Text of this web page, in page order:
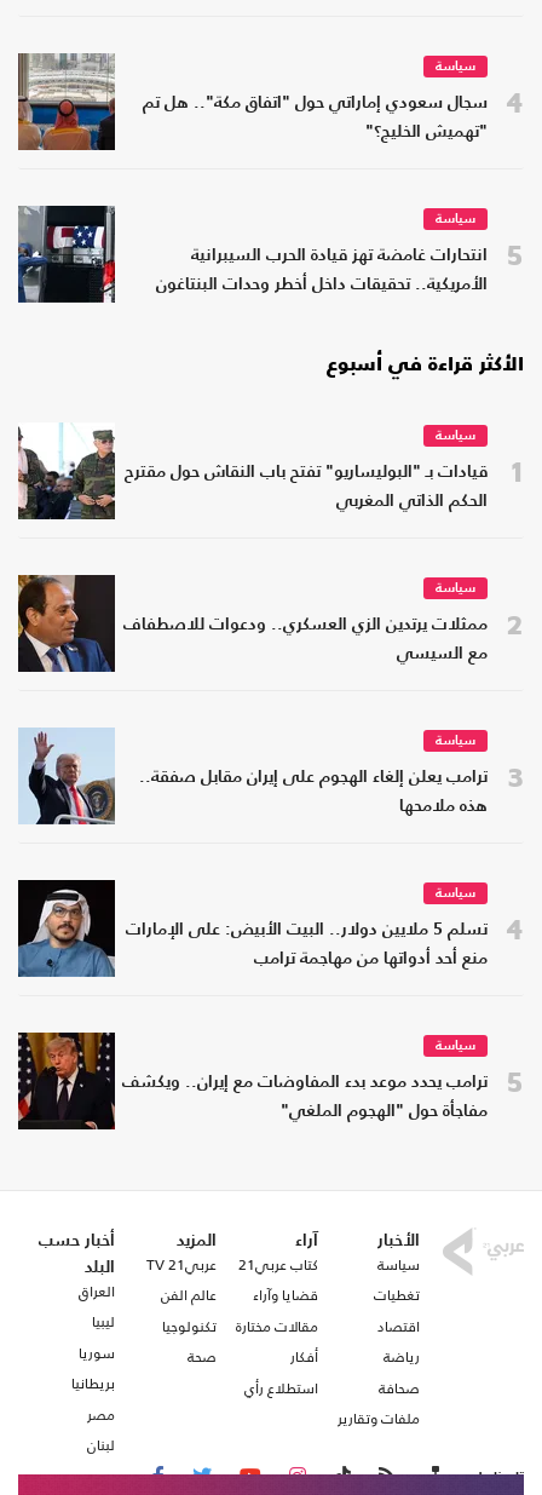
4
سياسة
سجال سعودي إماراتي حول "اتفاق مكة".. هل تم
"تهميش الخليج؟"
5
سياسة
انتحارات غامضة تهز قيادة الحرب السيبرانية
الأمريكية.. تحقيقات داخل أخطر وحدات البنتاغون
الأكثر قراءة في أسبوع
1
سياسة
قيادات بـ "البوليساريو" تفتح باب النقاش حول مقترح
الحكم الذاتي المغربي
2
سياسة
ممثلات يرتدين الزي العسكري.. ودعوات للاصطفاف
مع السيسي
3
سياسة
ترامب يعلن إلغاء الهجوم على إيران مقابل صفقة..
هذه ملامحها
4
سياسة
تسلم 5 ملايين دولار.. البيت الأبيض: على الإمارات
منع أحد أدواتها من مهاجمة ترامب
5
سياسة
ترامب يحدد موعد بدء المفاوضات مع إيران.. ويكشف
مفاجأة حول "الهجوم الملغي"
الأخبار
سياسة
تغطيات
اقتصاد
رياضة
صحافة
ملفات وتقارير
آراء
كتاب عربي21
قضايا وآراء
مقالات مختارة
أفكار
استطلاع رأي
المزيد
عربي21 TV
عالم الفن
تكنولوجيا
صحة
أخبار حسب
البلد
العراق
ليبيا
سوريا
بريطانيا
مصر
لبنان
تابعنا على